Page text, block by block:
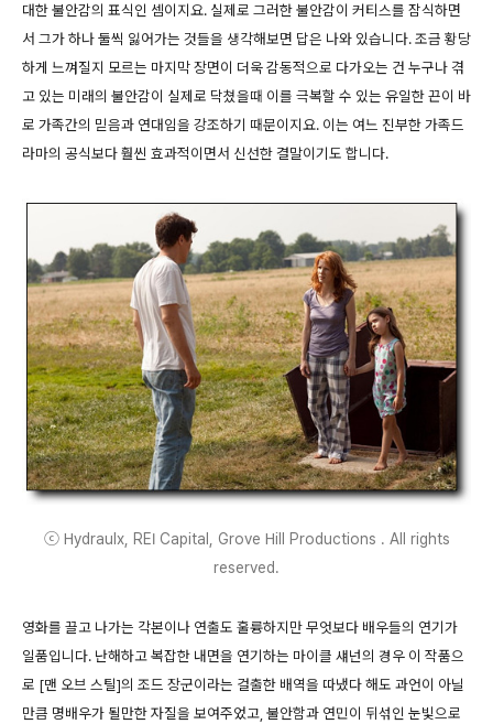
대한 불안감의 표식인 셈이지요. 실제로 그러한 불안감이 커티스를 잠식하면
서 그가 하나 둘씩 잃어가는 것들을 생각해보면 답은 나와 있습니다. 조금 황당
하게 느껴질지 모르는 마지막 장면이 더욱 감동적으로 다가오는 건 누구나 겪
고 있는 미래의 불안감이 실제로 닥쳤을때 이를 극복할 수 있는 유일한 끈이 바
로 가족간의 믿음과 연대임을 강조하기 때문이지요. 이는 여느 진부한 가족드
라마의 공식보다 훨씬 효과적이면서 신선한 결말이기도 합니다.
ⓒ Hydraulx, REI Capital, Grove Hill Productions . All rights
reserved.
영화를 끌고 나가는 각본이나 연출도 훌륭하지만 무엇보다 배우들의 연기가
일품입니다. 난해하고 복잡한 내면을 연기하는 마이클 섀넌의 경우 이 작품으
로 [맨 오브 스틸]의 조드 장군이라는 걸출한 배역을 따냈다 해도 과언이 아닐
만큼 명배우가 될만한 자질을 보여주었고, 불안함과 연민이 뒤섞인 눈빛으로